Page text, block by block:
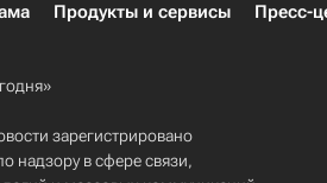
Продукты и сервисы Пресс-
зарегистрировано
надзору в сфере связи,